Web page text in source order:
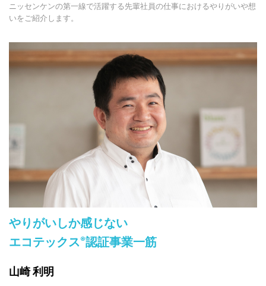
ニッセンケンの第一線で活躍する先輩社員の仕事におけるやりがいや想
いをご紹介します。
やりがいしか感じない
エコテックス®認証事業一筋
山崎 利明